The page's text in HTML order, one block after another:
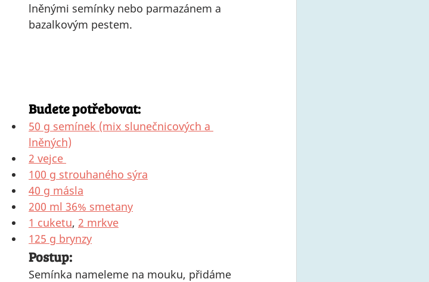
lněnými semínky nebo parmazánem a
bazalkovým pestem.
Budete potřebovat:
50 g semínek (mix slunečnicových a
lněných)
2 vejce
100 g strouhaného sýra
40 g másla
200 ml 36% smetany
1 cuketu, 2 mrkve
125 g brynzy
Postup:
Semínka nameleme na mouku, přidáme